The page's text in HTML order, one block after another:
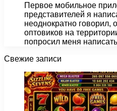
Первое мобильное
представителей я
неоднократно говорил,
оптовиков на
попросил меня
Свежие записи